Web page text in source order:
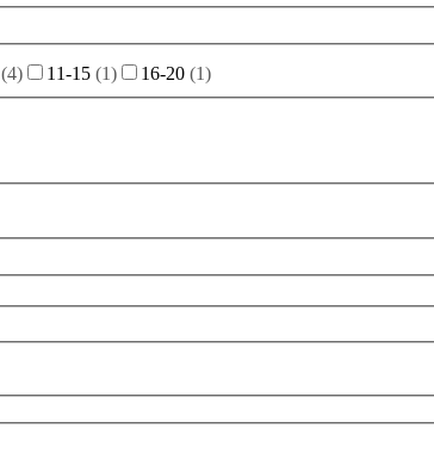
(4) 11-15 (1) 16-20 (1)